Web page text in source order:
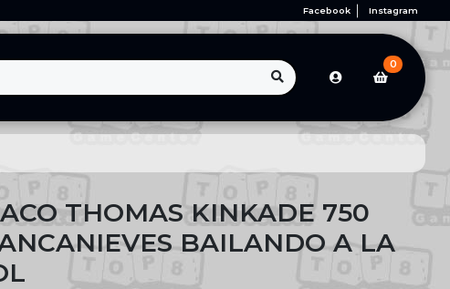
Facebook Instagram
0
THOMAS KINKADE 750
BAILANDO A LA